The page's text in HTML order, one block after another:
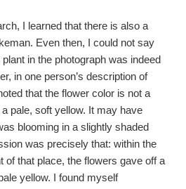
I learned that there is also a
Even then, I could not say
in the photograph was indeed
in one person’s description of
that the flower color is not a
pale, soft yellow. It may have
blooming in a slightly shaded
was precisely that: within the
of that place, the flowers gave off a
yellow. I found myself